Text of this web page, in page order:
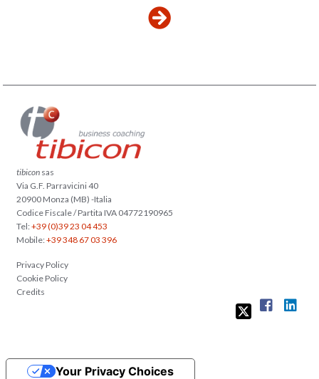
tibicon sas
Via G.F. Parravicini 40
20900 Monza (MB) -Italia
Codice Fiscale / Partita IVA 04772190965
Tel:+39 (0)39 23 04 453
Mobile:+39 348 67 03 396
Privacy Policy
Cookie Policy
Credits
Your Privacy Choices